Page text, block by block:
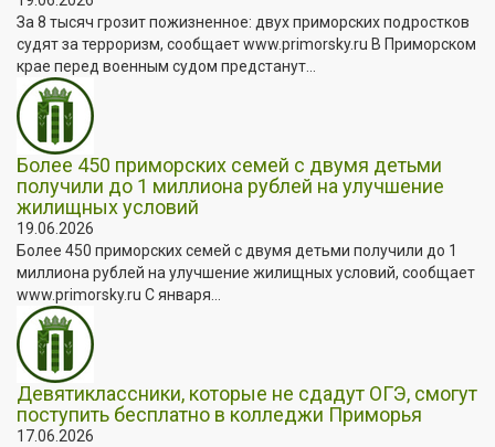
За 8 тысяч грозит пожизненное: двух приморских подростков
судят за терроризм, сообщает www.primorsky.ru В Приморском
крае перед военным судом предстанут...
Более 450 приморских семей с двумя детьми
получили до 1 миллиона рублей на улучшение
жилищных условий
19.06.2026
Более 450 приморских семей с двумя детьми получили до 1
миллиона рублей на улучшение жилищных условий, сообщает
www.primorsky.ru С января...
Девятиклассники, которые не сдадут ОГЭ, смогут
поступить бесплатно в колледжи Приморья
17.06.2026